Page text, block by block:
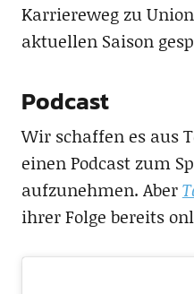
Karriereweg zu
aktuellen Saison
Podcast
Wir schaffen es aus
einen Podcast zum
aufzunehmen. Aber
ihrer Folge bereits